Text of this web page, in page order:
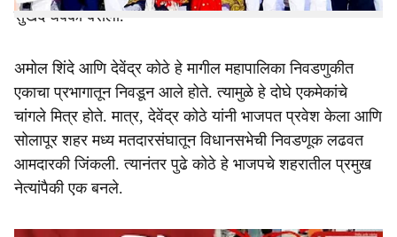
सुखद धक्का बसला.
अमोल शिंदे आणि देवेंद्र कोठे हे मागील महापालिका निवडणुकीत
एकाचा प्रभागातून निवडून आले होते. त्यामुळे हे दोघे एकमेकांचे
चांगले मित्र होते. मात्र, देवेंद्र कोठे यांनी भाजपत प्रवेश केला आणि
सोलापूर शहर मध्य मतदारसंघातून विधानसभेची निवडणूक लढवत
आमदारकी जिंकली. त्यानंतर पुढे कोठे हे भाजपचे शहरातील प्रमुख
नेत्यांपैकी एक बनले.